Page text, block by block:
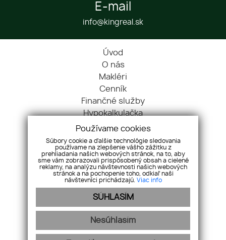
E-mail
info@kingreal.sk
Úvod
O nás
Makléri
Cenník
Finančné služby
Hypokalkulačka
Blog
Cookies
Kontakt
Nehnuteľnosti
Referencie
Ochrana OÚ
Pravidlá súťaže
Pre maklérov
Používame cookies
Súbory cookie a ďalšie technológie sledovania
používame na zlepšenie vášho zážitku z
prehliadania našich webových stránok, na to, aby
sme vám zobrazovali prispôsobený obsah a cielené
reklamy, na analýzu návštevnosti našich webových
stránok a na pochopenie toho, odkiaľ naši
návštevníci prichádzajú. Viac info
SÚHLASÍM
Nesúhlasím